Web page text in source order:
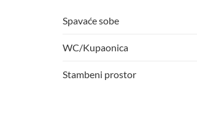
Spavaće sobe
WC/Kupaonica
Stambeni prostor